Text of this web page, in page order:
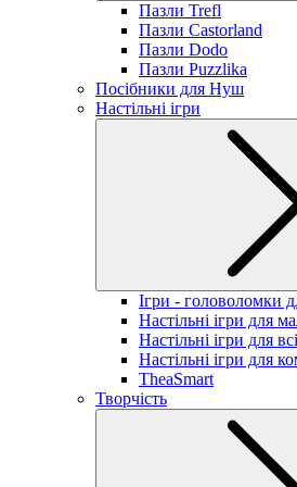
Пазли Trefl
Пазли Castorland
Пазли Dodo
Пазли Puzzlika
Посібники для Нуш
Настільні ігри
Ігри - головоломки
Настільні ігри для
Настільні ігри для
Настільні ігри для
TheaSmart
Творчість